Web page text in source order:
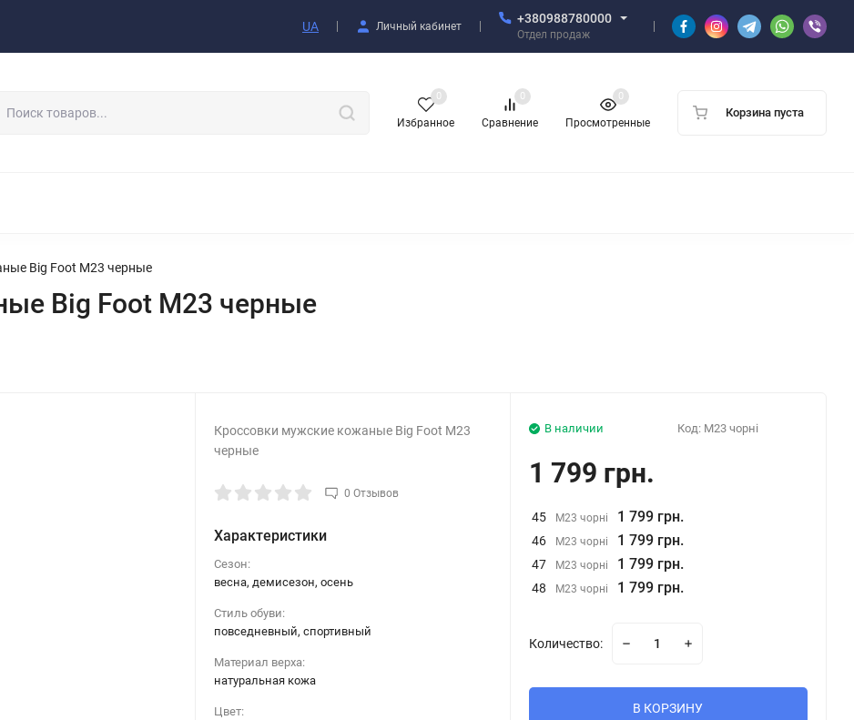
UA Личный кабинет
+380988780000
Отдел продаж
Избранное
0
Сравнение
0
Просмотренные
0
Корзина пуста
Big Foot М23 черные
Big Foot М23 черные
Кроссовки мужские кожаные Big Foot М23
черные
0 Отзывов
Характеристики
Сезон:
весна, демисезон, осень
Стиль обуви:
повседневный, спортивный
Материал верха:
натуральная кожа
Цвет:
В наличии Код: М23 чорні
1 799 грн.
45 М23 чорні 1 799 грн.
46 М23 чорні 1 799 грн.
47 М23 чорні 1 799 грн.
48 М23 чорні 1 799 грн.
Количество:
В КОРЗИНУ